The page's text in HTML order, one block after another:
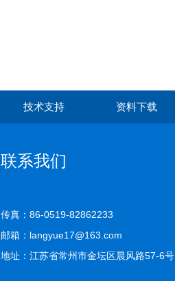
技术支持 资料下载
联系我们
传真：86-0519-82862233
邮箱：langyue17@163.com
地址：江苏省常州市金坛区晨风路57-6号